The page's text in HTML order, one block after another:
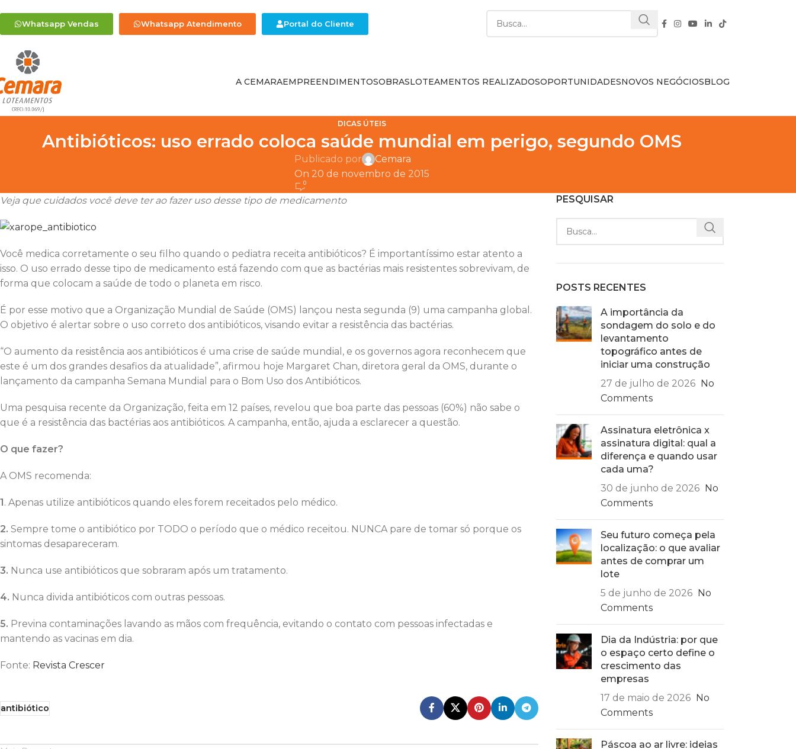
Whatsapp Vendas Whatsapp Atendimento Portal do Cliente
A CEMARAEMPREENDIMENTOSOBRASLOTEAMENTOS REALIZADOSOPORTUNIDADESNOVOS NEGÓCIOSBLOG
DICAS ÚTEIS
Antibióticos: uso errado coloca saúde mundial em perigo, segundo OMS
Publicado por
Cemara
On 20 de novembro de 2015
0
Veja que cuidados você deve ter ao fazer uso desse tipo de medicamento
Você medica corretamente o seu filho quando o pediatra receita antibióticos? É importantíssimo estar atento a
isso. O uso errado desse tipo de medicamento está fazendo com que as bactérias mais resistentes sobrevivam, de
forma que colocam a saúde de todo o planeta em risco.
É por esse motivo que a Organização Mundial de Saúde (OMS) lançou nesta segunda (9) uma campanha global.
O objetivo é alertar sobre o uso correto dos antibióticos, visando evitar a resistência das bactérias.
“O aumento da resistência aos antibióticos é uma crise de saúde mundial, e os governos agora reconhecem que
este é um dos grandes desafios da atualidade”, afirmou hoje Margaret Chan, diretora geral da OMS, durante o
lançamento da campanha Semana Mundial para o Bom Uso dos Antibióticos.
Uma pesquisa recente da Organização, feita em 12 países, revelou que boa parte das pessoas (60%) não sabe o
que é a resistência das bactérias aos antibióticos. A campanha, então, ajuda a esclarecer a questão.
O que fazer?
A OMS recomenda:
1. Apenas utilize antibióticos quando eles forem receitados pelo médico.
2. Sempre tome o antibiótico por TODO o período que o médico receitou. NUNCA pare de tomar só porque os
sintomas desapareceram.
3. Nunca use antibióticos que sobraram após um tratamento.
4. Nunca divida antibióticos com outras pessoas.
5. Previna contaminações lavando as mãos com frequência, evitando o contato com pessoas infectadas e
mantendo as vacinas em dia.
Fonte: Revista Crescer
antibiótico
PESQUISAR
POSTS RECENTES
A importância da
sondagem do solo e do
levantamento
topográfico antes de
iniciar uma construção
27 de julho de 2026 No
Comments
Assinatura eletrônica x
assinatura digital: qual a
diferença e quando usar
cada uma?
30 de junho de 2026 No
Comments
Seu futuro começa pela
localização: o que avaliar
antes de comprar um
lote
5 de junho de 2026 No
Comments
Dia da Indústria: por que
o espaço certo define o
crescimento das
empresas
17 de maio de 2026 No
Comments
Páscoa ao ar livre: ideias